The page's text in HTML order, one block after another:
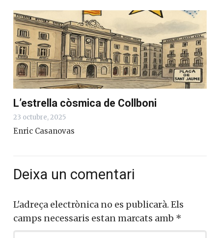
L’estrella còsmica de Collboni
23 octubre, 2025
Enric Casanovas
Deixa un comentari
L'adreça electrònica no es publicarà. Els
camps necessaris estan marcats amb *